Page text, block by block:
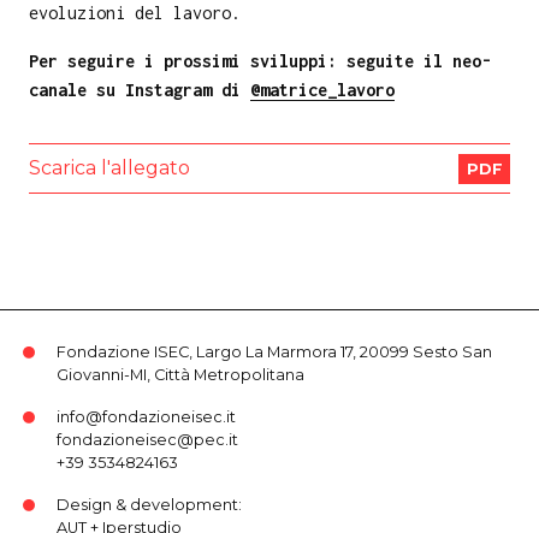
evoluzioni del lavoro.
Per seguire i prossimi sviluppi: seguite il neo-
canale su Instagram di @matrice_lavoro
Scarica l'allegato PDF
Fondazione ISEC, Largo La Marmora 17, 20099 Sesto San
Giovanni-MI, Città Metropolitana
info@fondazioneisec.it
fondazioneisec@pec.it
+39 3534824163
Design & development:
AUT+ Iperstudio